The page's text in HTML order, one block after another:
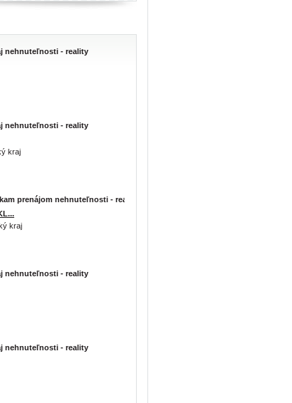
nehnuteľnosti - reality
nehnuteľnosti - reality
kraj
prenájom nehnuteľnosti - reality
kraj
nehnuteľnosti - reality
nehnuteľnosti - reality